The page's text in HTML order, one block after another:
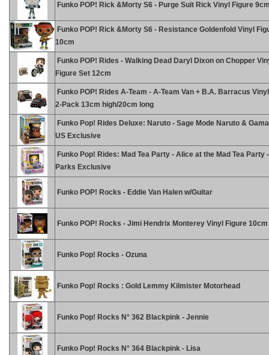
Funko POP! Rick &Morty S6 - Purge Suit Rick Vinyl Figure
Funko POP! Rick &Morty S6 - Resistance Goldenfold Vinyl
10cm
Funko POP! Rides - Walking Dead Daryl Dixon on Chopper
Figure Set 12cm
Funko POP! Rides A-Team - A-Team Van + B.A. Barracus
2-Pack 13cm high/20cm long
Funko Pop! Rides Deluxe: Naruto - Sage Mode Naruto &
US Exclusive
Funko Pop! Rides: Mad Tea Party - Alice at the Mad Tea Party
Parks Exclusive
Funko POP! Rocks - Eddie Van Halen w/Guitar
Funko POP! Rocks - Jimi Hendrix Monterey Vinyl Figure 10cm
Funko Pop! Rocks - Ozuna
Funko Pop! Rocks : Gold Lemmy Kilmister Motorhead
Funko Pop! Rocks N° 362 Blackpink - Jennie
Funko Pop! Rocks N° 364 Blackpink - Lisa